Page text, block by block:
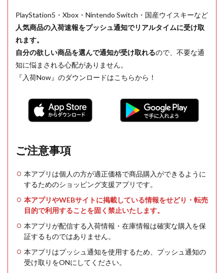
PlayStation5・Xbox・Nintendo Switch・国産ウイスキーなど
人気商品の入荷速報をプッシュ通知でリアルタイムに受け取
れます。
自分の欲しい商品を選んで通知が受け取れるので、不要な通
知に悩まされる心配がありません。
『入荷Now』のダウンロードはこちらから！
ご注意事項
本アプリは個人の方が適正価格で商品購入ができるように
するためのショッピング支援アプリです。
本アプリやWEBサイトに掲載している情報をせどり・転売
目的で利用することを固く禁止いたします。
本アプリが配信する入荷情報・在庫情報は確実な購入を保
証するものではありません。
本アプリはプッシュ通知を使用するため、プッシュ通知の
受け取りをONにしてください。